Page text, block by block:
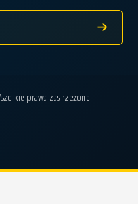
prawa zastrzeżone